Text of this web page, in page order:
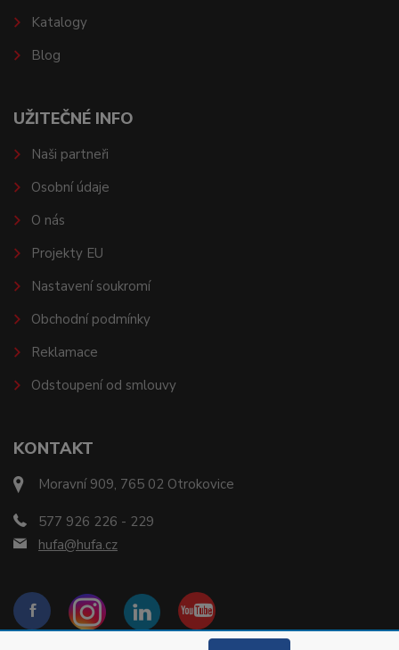
KONTAKT
Moravní 909, 765 02 Otrokovice
577 926 226 - 229
hufa@hufa.cz
Katalogy
Blog
UŽITEČNÉ INFO
Naši partneři
Osobní údaje
O nás
Projekty EU
Nastavení soukromí
Obchodní podmínky
Reklamace
Odstoupení od smlouvy